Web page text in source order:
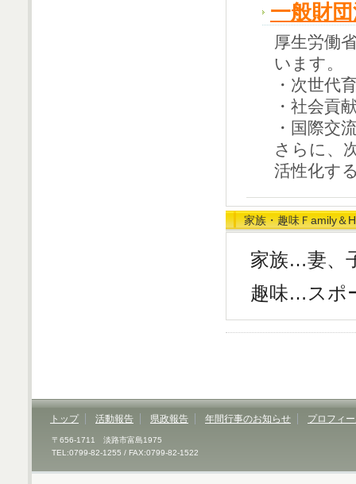
一般財
厚生労働
います。
・次世代
・社会貢
・国際交
さらに、
活性化す
家族・趣味Ｆamily＆
家族…妻、
趣味…スポ
トップ 活動報告 県政報告 年間行事のお知らせ プロフィ
〒656-1711 淡路市富島1975
TEL:0799-82-1255 / FAX:0799-82-1522